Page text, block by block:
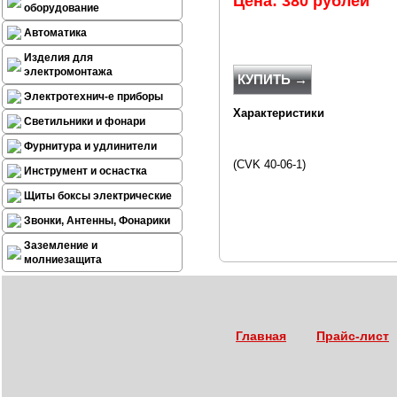
оборудование
Автоматика
Изделия для
электромонтажа
Электротехнич-е приборы
Светильники и фонари
Фурнитура и удлинители
Инструмент и оснастка
Щиты боксы электрические
Звонки, Антенны, Фонарики
Заземление и
молниезащита
КУПИТЬ →
Характеристики
(CVK 40-06-1)
Главная Прайс-лист